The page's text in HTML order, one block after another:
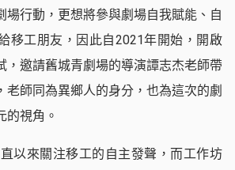
場行動，更想將參與劇場自我賦能、自
移工朋友，因此自2021年開始，開啟
，邀請舊城青劇場的導演譚志杰老師帶
老師同為異鄉人的身分，也為這次的劇
的視角。
以來關注移工的自主發聲，而工作坊